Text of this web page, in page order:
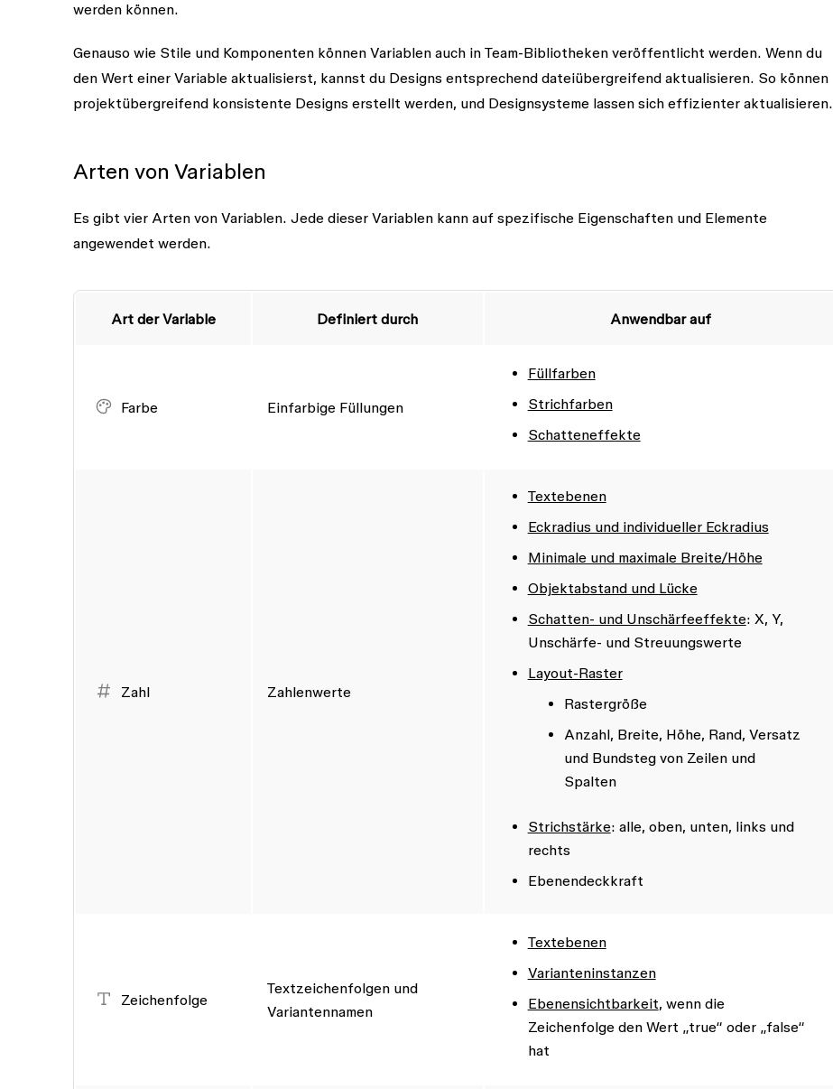
werden können.
Genauso wie Stile und Komponenten können Variablen auch in Team-Bibliotheken veröffentlicht werden. Wenn du
den Wert einer Variable aktualisierst, kannst du Designs entsprechend dateiübergreifend aktualisieren. So können
projektübergreifend konsistente Designs erstellt werden, und Designsysteme lassen sich effizienter aktualisieren.
Arten von Variablen
Es gibt vier Arten von Variablen. Jede dieser Variablen kann auf spezifische Eigenschaften und Elemente
angewendet werden.
Art der Variable Definiert durch Anwendbar auf
Farbe Einfarbige Füllungen
Füllfarben
Strichfarben
Schatteneffekte
Zahl Zahlenwerte
Textebenen
Eckradius und individueller Eckradius
Minimale und maximale Breite/Höhe
Objektabstand und Lücke
Schatten- und Unschärfeeffekte: X, Y,
Unschärfe- und Streuungswerte
Layout-Raster
Rastergröße
Anzahl, Breite, Höhe, Rand, Versatz
und Bundsteg von Zeilen und
Spalten
Strichstärke: alle, oben, unten, links und
rechts
Ebenendeckkraft
Zeichenfolge
Textzeichenfolgen und
Variantennamen
Textebenen
Varianteninstanzen
Ebenensichtbarkeit, wenn die
Zeichenfolge den Wert „true“ oder „false“
hat